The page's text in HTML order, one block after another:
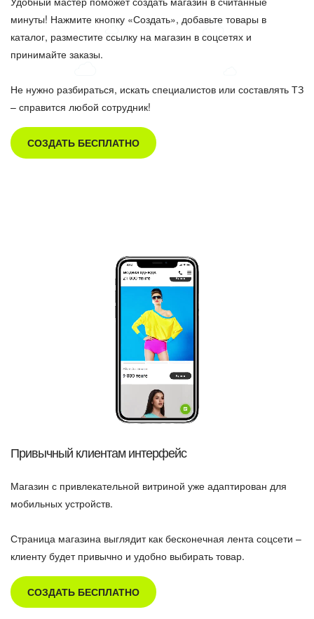
минуты! Нажмите кнопку «Создать», добавьте товары в
каталог, разместите ссылку на магазин в соцсетях и
принимайте заказы.
Не нужно разбираться, искать специалистов или составлять ТЗ
– справится любой сотрудник!
СОЗДАТЬ БЕСПЛАТНО
Привычный клиентам интерфейс
Магазин с привлекательной витриной уже адаптирован для
мобильных устройств.
Страница магазина выглядит как бесконечная лента соцсети –
клиенту будет привычно и удобно выбирать товар.
СОЗДАТЬ БЕСПЛАТНО